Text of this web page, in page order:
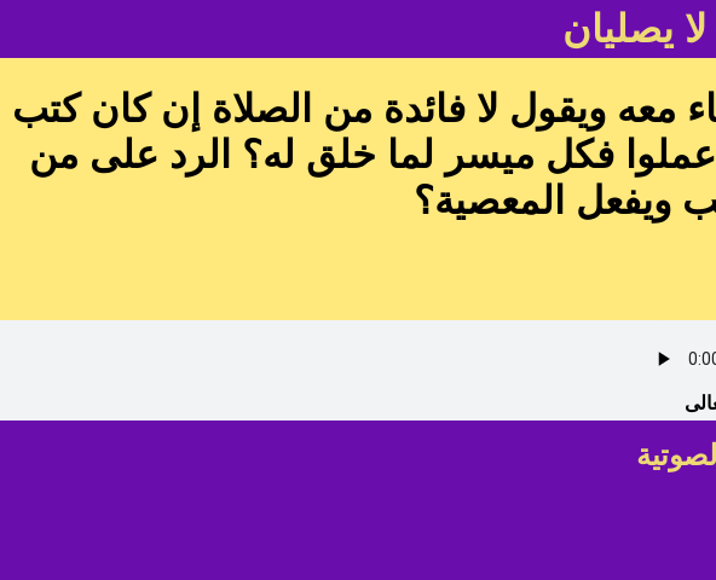
يصليان
معه ويقول لا فائدة من الصلاة إن كان كتب
فكل ميسر لما خلق له؟ الرد على من
ويفعل المعصية؟